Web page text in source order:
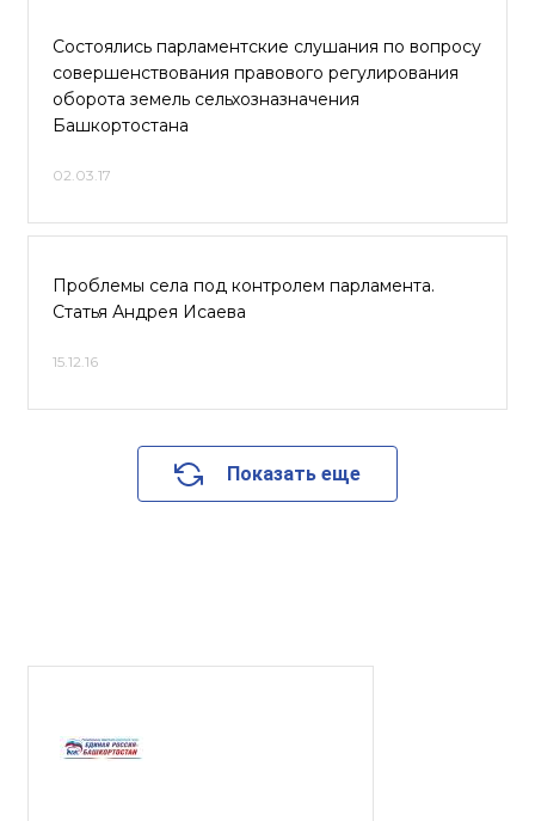
Состоялись парламентские слушания по вопросу
совершенствования правового регулирования
оборота земель сельхозназначения
Башкортостана
02.03.17
Проблемы села под контролем парламента.
Статья Андрея Исаева
15.12.16
Показать еще